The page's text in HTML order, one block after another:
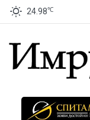
24.98℃